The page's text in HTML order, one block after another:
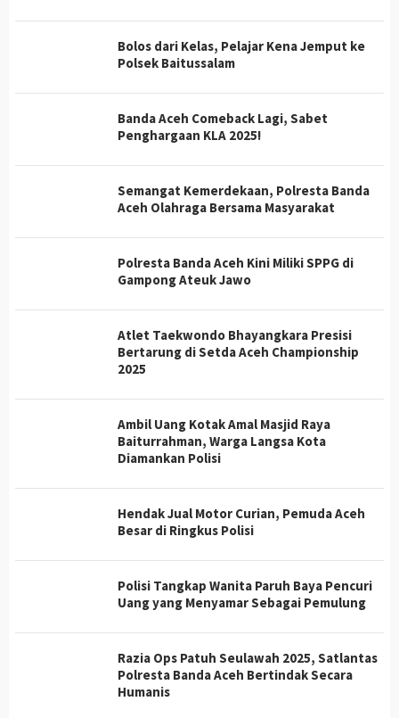
Bolos dari Kelas, Pelajar Kena Jemput ke
Polsek Baitussalam
Banda Aceh Comeback Lagi, Sabet
Penghargaan KLA 2025!
Semangat Kemerdekaan, Polresta Banda
Aceh Olahraga Bersama Masyarakat
Polresta Banda Aceh Kini Miliki SPPG di
Gampong Ateuk Jawo
Atlet Taekwondo Bhayangkara Presisi
Bertarung di Setda Aceh Championship
2025
Ambil Uang Kotak Amal Masjid Raya
Baiturrahman, Warga Langsa Kota
Diamankan Polisi
Hendak Jual Motor Curian, Pemuda Aceh
Besar di Ringkus Polisi
Polisi Tangkap Wanita Paruh Baya Pencuri
Uang yang Menyamar Sebagai Pemulung
Razia Ops Patuh Seulawah 2025, Satlantas
Polresta Banda Aceh Bertindak Secara
Humanis